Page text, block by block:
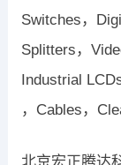
Switches，
Splitters，
Industrial
，Cables，